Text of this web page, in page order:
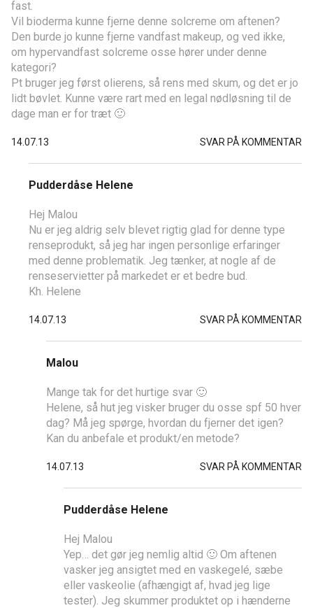
fast.
Vil bioderma kunne fjerne denne solcreme om aftenen?
Den burde jo kunne fjerne vandfast makeup, og ved ikke,
om hypervandfast solcreme osse hører under denne
kategori?
Pt bruger jeg først olierens, så rens med skum, og det er jo
lidt bøvlet. Kunne være rart med en legal nødløsning til de
dage man er for træt 🙂
14.07.13 SVAR PÅ KOMMENTAR
Pudderdåse Helene
Hej Malou
Nu er jeg aldrig selv blevet rigtig glad for denne type
renseprodukt, så jeg har ingen personlige erfaringer
med denne problematik. Jeg tænker, at nogle af de
renseservietter på markedet er et bedre bud.
Kh. Helene
14.07.13 SVAR PÅ KOMMENTAR
Malou
Mange tak for det hurtige svar 🙂
Helene, så hut jeg visker bruger du osse spf 50 hver
dag? Må jeg spørge, hvordan du fjerner det igen?
Kan du anbefale et produkt/en metode?
14.07.13 SVAR PÅ KOMMENTAR
Pudderdåse Helene
Hej Malou
Yep… det gør jeg nemlig altid 🙂 Om aftenen
vasker jeg ansigtet med en vaskegelé, sæbe
eller vaskeolie (afhængigt af, hvad jeg lige
tester). Jeg skummer produktet op i hænderne